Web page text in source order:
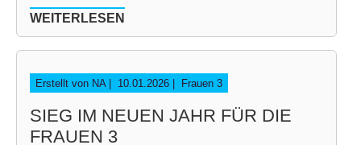
WEITERLESEN
Erstellt von NA | 10.01.2026 Frauen 3
SIEG IM NEUEN JAHR FÜR DIE
FRAUEN 3